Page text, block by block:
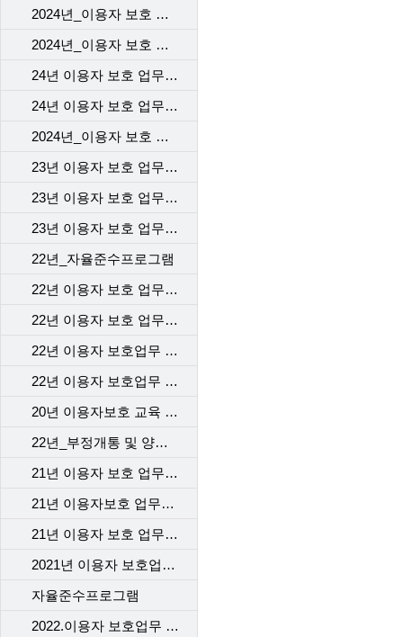
2024년_이용자 보호 업무 교육 2차_개통센터
2024년_이용자 보호 업무 교육 2차_고객센터
24년 이용자 보호 업무 교육 1차 _개통센터
24년 이용자 보호 업무 교육 1차 _본사
2024년_이용자 보호 업무 교육 1차_고객센터
23년 이용자 보호 업무 교육_1차_고객센터
23년 이용자 보호 업무 교육_2차_고객센터
23년 이용자 보호 업무 교육 - 개통센터
22년_자율준수프로그램
22년 이용자 보호 업무 교육 1차_본사
22년 이용자 보호 업무 교육 2차_본사
22년 이용자 보호업무 교육-1차 고객센터
22년 이용자 보호업무 교육 _2차 고객센터
20년 이용자보호 교육 2차
22년_부정개통 및 양도행위등 법규위반 전기통신사업자 처벌 및 행정제재
21년 이용자 보호 업무 교육_본사
21년 이용자보호 업무교육 1차 _대리점
21년 이용자 보호 업무 교육 2차_대리점
2021년 이용자 보호업무 교육_고객센터
자율준수프로그램
2022.이용자 보호업무 교육_계약 시 고객에게 제공해야 할 필수고지동의사항